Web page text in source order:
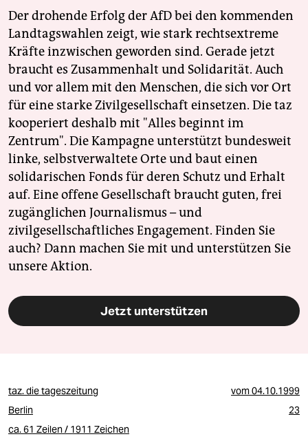
Der drohende Erfolg der AfD bei den kommenden
Landtagswahlen zeigt, wie stark rechtsextreme
Kräfte inzwischen geworden sind. Gerade jetzt
braucht es Zusammenhalt und Solidarität. Auch
und vor allem mit den Menschen, die sich vor Ort
für eine starke Zivilgesellschaft einsetzen. Die taz
kooperiert deshalb mit "Alles beginnt im
Zentrum". Die Kampagne unterstützt bundesweit
linke, selbstverwaltete Orte und baut einen
solidarischen Fonds für deren Schutz und Erhalt
auf. Eine offene Gesellschaft braucht guten, frei
zugänglichen Journalismus – und
zivilgesellschaftliches Engagement. Finden Sie
auch? Dann machen Sie mit und unterstützen Sie
unsere Aktion.
Jetzt unterstützen
taz. die tageszeitung vom04.10.1999
Berlin
23
ca. 61 Zeilen / 1911 Zeichen